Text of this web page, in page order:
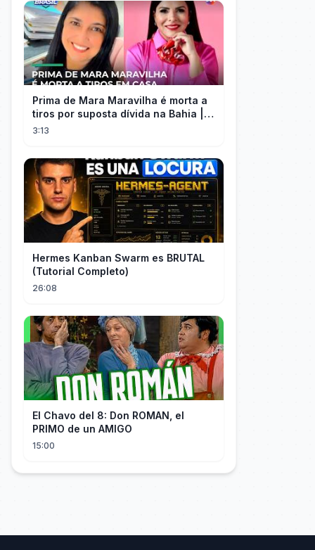
Prima de Mara Maravilha é morta a
tiros por suposta dívida na Bahia |
#SeLigaBrasil
3:13
Hermes Kanban Swarm es BRUTAL
(Tutorial Completo)
26:08
El Chavo del 8: Don ROMAN, el
PRIMO de un AMIGO
15:00